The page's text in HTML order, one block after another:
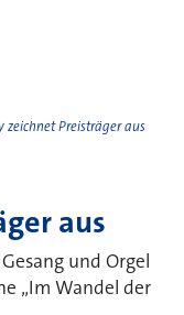
zeichnet Preisträger aus
aus
und Orgel
„Im Wandel der